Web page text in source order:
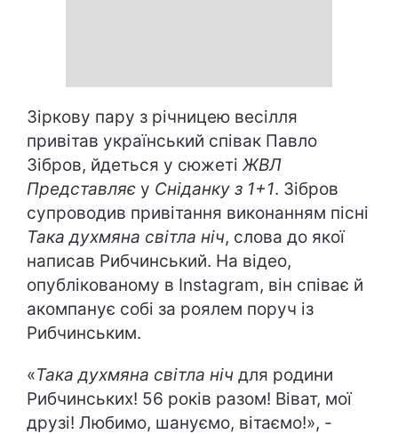
Зіркову пару з річницею весілля
привітав український співак Павло
Зібров, йдеться у сюжеті ЖВЛ
Представляє у Сніданку з 1+1. Зібров
супроводив привітання виконанням пісні
Така духмяна світла ніч, слова до якої
написав Рибчинський. На відео,
опублікованому в Instagram, він співає й
акомпанує собі за роялем поруч із
Рибчинським.
«Така духмяна світла ніч для родини
Рибчинських! 56 років разом! Віват, мої
друзі! Любимо, шануємо, вітаємо!», -